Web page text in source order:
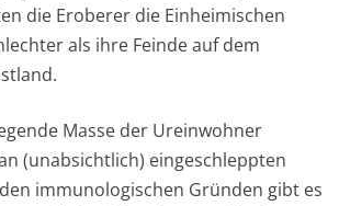
die Eroberer die Einheimischen
als ihre Feinde auf dem
Masse der Ureinwohner
(unabsichtlich) eingeschleppten
immunologischen Gründen gibt es